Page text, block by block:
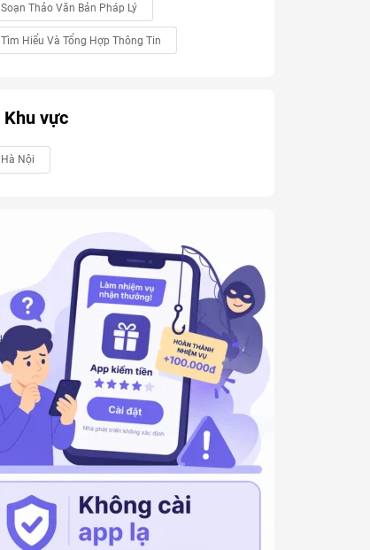
Soạn Thảo Văn Bản Pháp Lý
Tìm Hiểu Và Tổng Hợp Thông Tin
Khu vực
Hà Nội